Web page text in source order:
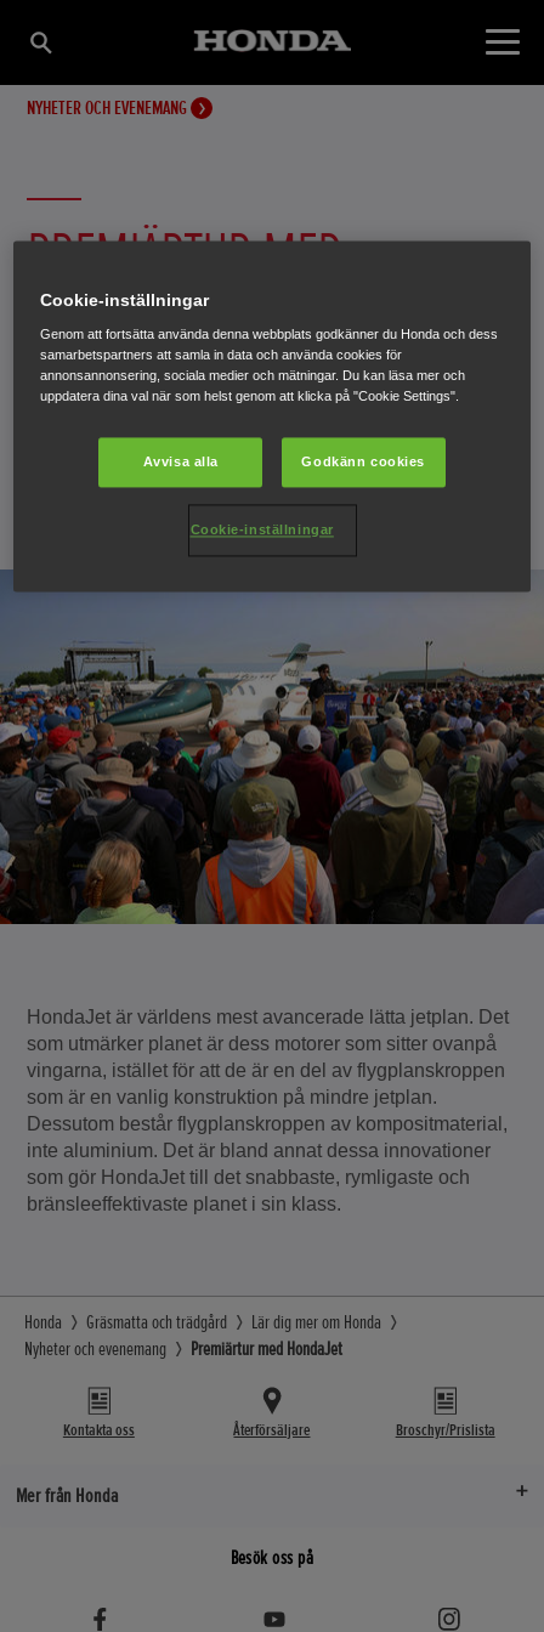
NYHETER OCH EVENEMANG
PREMIÄRTUR MED
HONDAJET
Det allra första HondaJet-planet i produktion gjorde sin
Oshkosh, Wisconsin, USA.
HondaJet är världens mest avancerade lätta jetplan. Det
som utmärker planet är dess motorer som sitter ovanpå
vingarna, istället för att de är en del av flygplanskroppen
som är en vanlig konstruktion på mindre jetplan.
Dessutom består flygplanskroppen av kompositmaterial,
inte aluminium. Det är bland annat dessa innovationer
som gör HondaJet till det snabbaste, rymligaste och
bränsleeffektivaste planet i sin klass.
Honda Gräsmatta och trädgård
Lär dig mer om Honda
Nyheter och evenemang
Premiärtur med HondaJet
Kontakta oss Återförsäljare Broschyr/Prislista
Mer från Honda
Besök oss på
Cookie-inställningar
Genom att fortsätta använda denna webbplats godkänner du Honda och dess
samarbetspartners att samla in data och använda cookies för
annonsannonsering, sociala medier och mätningar. Du kan läsa mer och
uppdatera dina val när som helst genom att klicka på "Cookie Settings".
Avvisa alla Godkänn cookies
Cookie-inställningar